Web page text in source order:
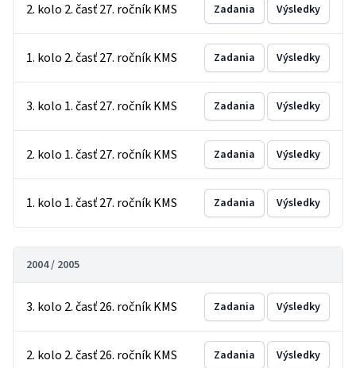
2. kolo 2. časť 27. ročník KMS Zadania Výsledky
1. kolo 2. časť 27. ročník KMS Zadania Výsledky
3. kolo 1. časť 27. ročník KMS Zadania Výsledky
2. kolo 1. časť 27. ročník KMS Zadania Výsledky
1. kolo 1. časť 27. ročník KMS Zadania Výsledky
2004 / 2005
3. kolo 2. časť 26. ročník KMS Zadania Výsledky
2. kolo 2. časť 26. ročník KMS Zadania Výsledky